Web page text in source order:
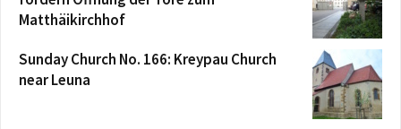
Matthäikirchhof
Sunday Church No. 166: Kreypau Church
near Leuna